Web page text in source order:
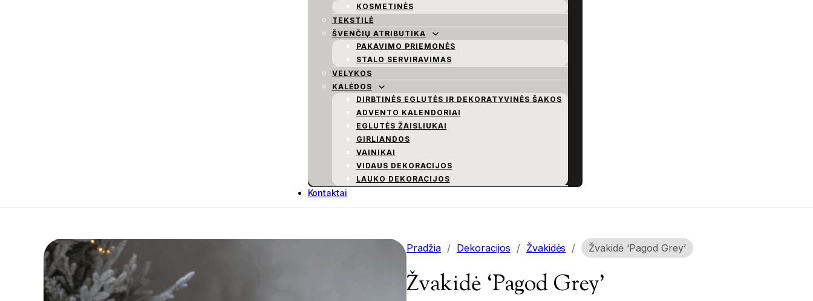
KOSMETINĖS
TEKSTILĖ
ŠVENČIŲ ATRIBUTIKA
PAKAVIMO PRIEMONĖS
STALO SERVIRAVIMAS
VELYKOS
KALĖDOS
DIRBTINĖS EGLUTĖS IR DEKORATYVINĖS ŠAKOS
ADVENTO KALENDORIAI
EGLUTĖS ŽAISLIUKAI
GIRLIANDOS
VAINIKAI
VIDAUS DEKORACIJOS
LAUKO DEKORACIJOS
Kontaktai
Pradžia / Dekoracijos / Žvakidės / Žvakidė ‘Pagod Grey’
Žvakidė ‘Pagod Grey’